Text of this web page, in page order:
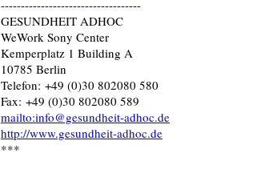
-----------------------------------
GESUNDHEIT ADHOC
WeWork Sony Center
Kemperplatz 1 Building A
10785 Berlin
Telefon: +49 (0)30 802080 580
Fax: +49 (0)30 802080 589
mailto:info@gesundheit-adhoc.de
http://www.gesundheit-adhoc.de
***